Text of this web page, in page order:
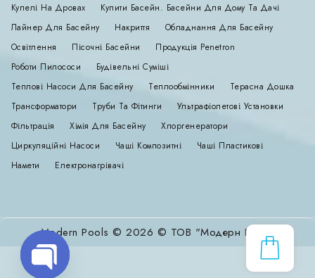
Купелі На Дровах
Купити Басейн. Басейни Для Дому Та Дачі
Лайнер Для Басейну
Накриття
Обладнання Для Басейну
Освітлення
Пісочні Басейни
Продукція Penetron
Роботи Пилососи
Будівельні Суміші
Теплові Насоси Для Басейну
Теплообмінники
Терасна Дошка
Трансформатори
Труби Та Фітинги
Ультрафіолетові Установки
Фільтрація
Хімія Для Басейну
Хлоргенератори
Циркуляційні Насоси
Чаші Композитні
Чаші Пластикові
Намети
Електронагрівачі
Modern Pools © 2026 © ТОВ "Модерн Пулс"